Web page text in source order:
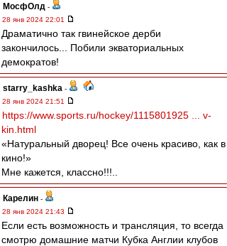
МосфОлд -
28 янв 2024 22:01
Драматично так гвинейское дерби
закончилось... Побили экваториальных
демократов!
starry_kashka -
28 янв 2024 21:51
https://www.sports.ru/hockey/1115801925 ... v-
kin.html
«Натуральный дворец! Все очень красиво, как в
кино!»
Мне кажется, классно!!!..
Карелин -
28 янв 2024 21:43
Если есть возможность и трансляция, то всегда
смотрю домашние матчи Кубка Англии клубов